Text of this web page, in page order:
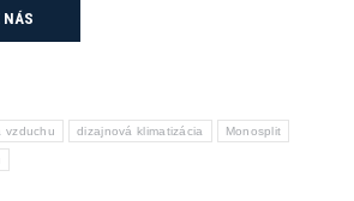
NÁS
vzduchu dizajnová klimatizácia Monosplit